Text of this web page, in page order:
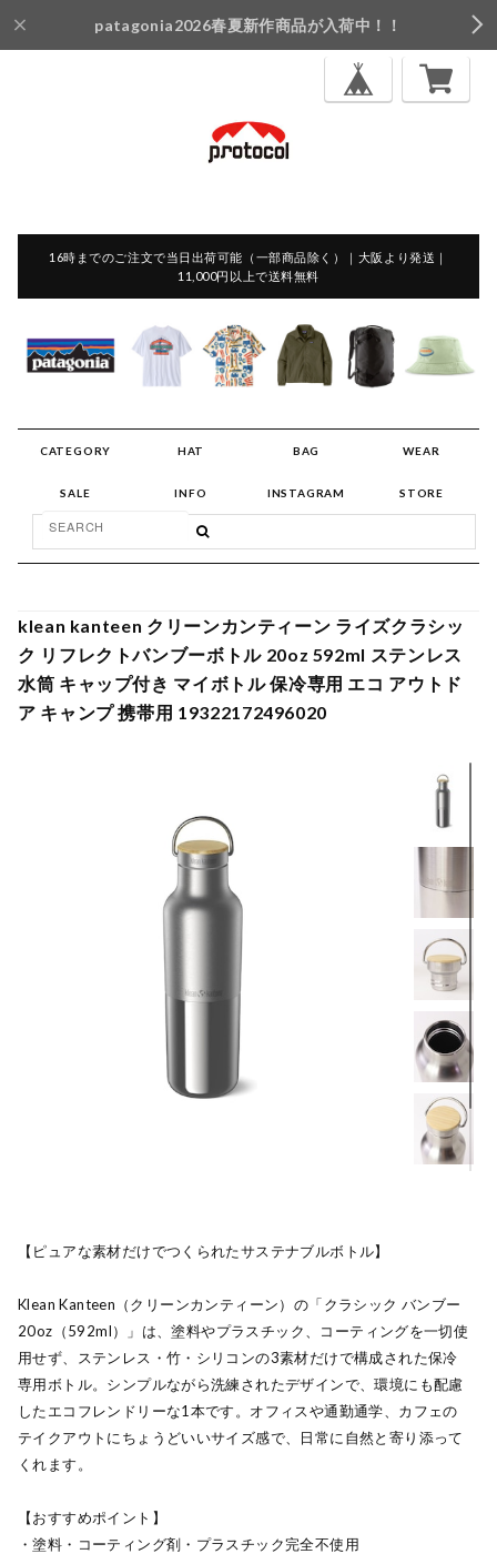
patagonia2026春夏新作商品が入荷中！！
16時までのご注文で当日出荷可能（一部商品除く）｜大阪より発送｜
11,000円以上で送料無料
CATEGORY HAT BAG WEAR
SALE INFO INSTAGRAM STORE
klean kanteen クリーンカンティーン ライズクラシッ
ク リフレクトバンブーボトル 20oz 592ml ステンレス
水筒 キャップ付き マイボトル 保冷専用 エコ アウトド
ア キャンプ 携帯用 19322172496020
【ピュアな素材だけでつくられたサステナブルボトル】
Klean Kanteen（クリーンカンティーン）の「クラシック バンブー
20oz（592ml）」は、塗料やプラスチック、コーティングを一切使
用せず、ステンレス・竹・シリコンの3素材だけで構成された保冷
専用ボトル。シンプルながら洗練されたデザインで、環境にも配慮
したエコフレンドリーな1本です。オフィスや通勤通学、カフェの
テイクアウトにちょうどいいサイズ感で、日常に自然と寄り添って
くれます。
【おすすめポイント】
・塗料・コーティング剤・プラスチック完全不使用